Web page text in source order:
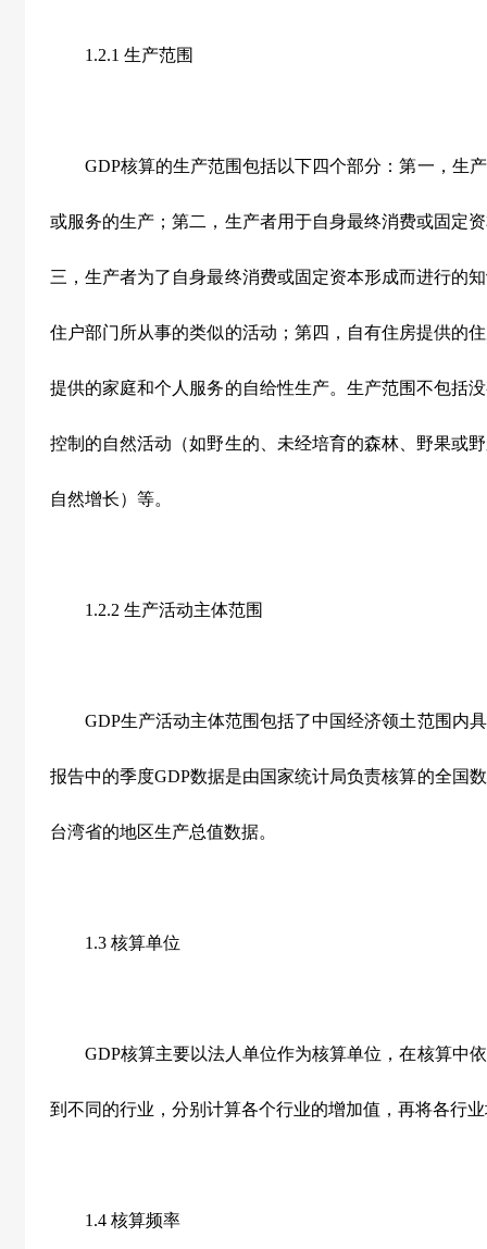
1.2.1 生产范围
GDP核算的生产范围包括以下四个部分：第一，生产
或服务的生产；第二，生产者用于自身最终消费或固定
三，生产者为了自身最终消费或固定资本形成而进行的
住户部门所从事的类似的活动；第四，自有住房提供的
提供的家庭和个人服务的自给性生产。生产范围不包括
控制的自然活动（如野生的、未经培育的森林、野果或
自然增长）等。
1.2.2 生产活动主体范围
GDP生产活动主体范围包括了中国经济领土范围内具
报告中的季度GDP数据是由国家统计局负责核算的全国
台湾省的地区生产总值数据。
1.3 核算单位
GDP核算主要以法人单位作为核算单位，在核算中依
到不同的行业，分别计算各个行业的增加值，再将各行
1.4 核算频率